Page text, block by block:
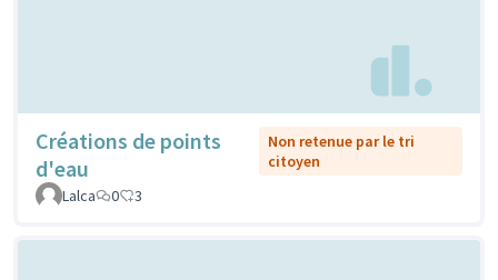
Créations de points
d'eau
Non retenue par le tri
citoyen
Lalca
0 3